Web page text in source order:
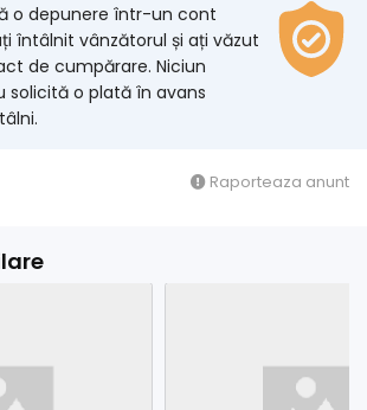
o depunere într-un cont
întâlnit vânzătorul și ați văzut
de cumpărare. Niciun
solicită o plată în avans
Raporteaza anunt